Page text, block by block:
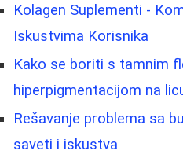
Kolagen Suplementi -
Iskustvima Korisnika
Kako se boriti s tamnim
hiperpigmentacijom na
Rešavanje problema sa
saveti i iskustva